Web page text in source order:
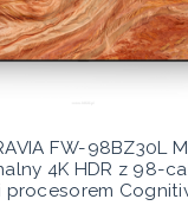
FW-98BZ30L
4K HDR z 98-
procesorem